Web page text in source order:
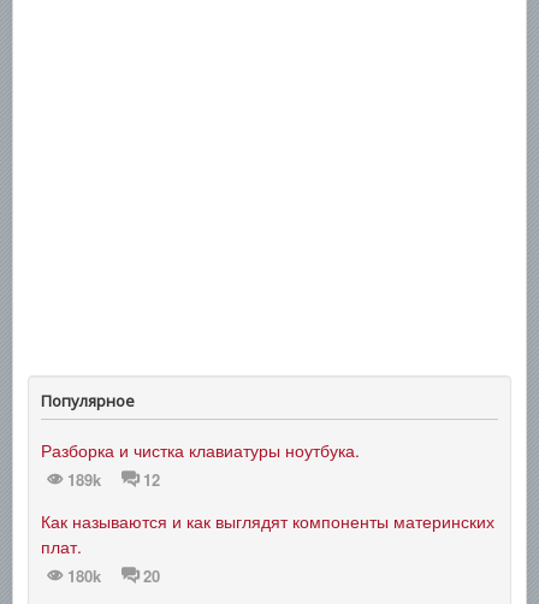
Популярное
Разборка и чистка клавиатуры ноутбука.
189k 12
Как называются и как выглядят компоненты материнских
плат.
180k 20